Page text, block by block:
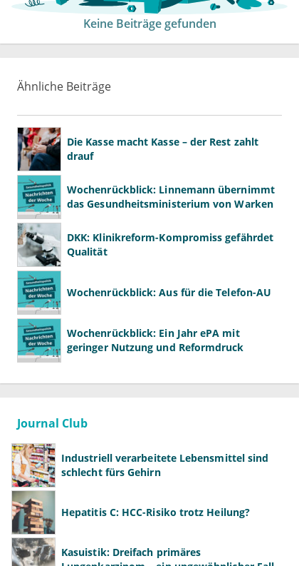
Keine Beiträge gefunden
Ähnliche Beiträge
Die Kasse macht Kasse – der Rest zahlt
drauf
Wochenrückblick: Linnemann übernimmt
das Gesundheitsministerium von Warken
DKK: Klinikreform-Kompromiss gefährdet
Qualität
Wochenrückblick: Aus für die Telefon-AU
Wochenrückblick: Ein Jahr ePA mit
geringer Nutzung und Reformdruck
Journal Club
Industriell verarbeitete Lebensmittel sind
schlecht fürs Gehirn
Hepatitis C: HCC-Risiko trotz Heilung?
Kasuistik: Dreifach primäres